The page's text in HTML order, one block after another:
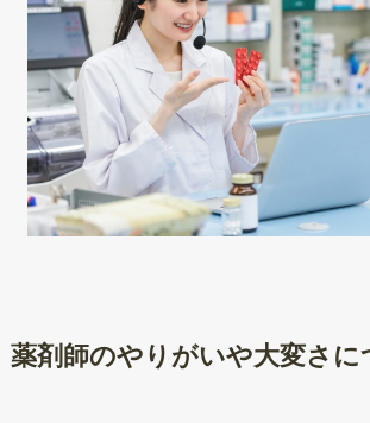
薬剤師のやりがいや大変さに